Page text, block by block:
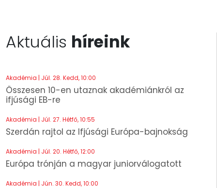
Aktuális híreink
Akadémia | Júl. 28. Kedd, 10:00
Összesen 10-en utaznak akadémiánkról az
ifjúsági EB-re
Akadémia | Júl. 27. Hétfő, 10:55
Szerdán rajtol az Ifjúsági Európa-bajnokság
Akadémia | Júl. 20. Hétfő, 12:00
Európa trónján a magyar juniorválogatott
Akadémia | Jún. 30. Kedd, 10:00